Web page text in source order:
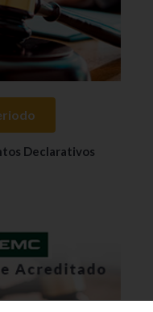
Declarativos